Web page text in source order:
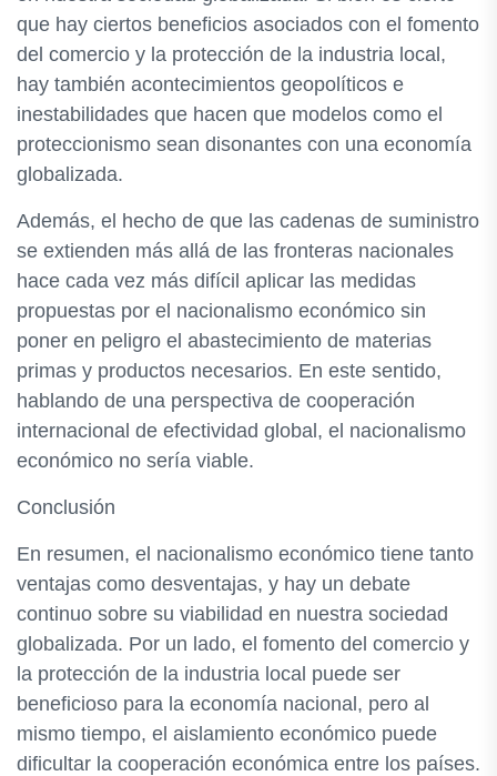
que hay ciertos beneficios asociados con el fomento
del comercio y la protección de la industria local,
hay también acontecimientos geopolíticos e
inestabilidades que hacen que modelos como el
proteccionismo sean disonantes con una economía
globalizada.
Además, el hecho de que las cadenas de suministro
se extienden más allá de las fronteras nacionales
hace cada vez más difícil aplicar las medidas
propuestas por el nacionalismo económico sin
poner en peligro el abastecimiento de materias
primas y productos necesarios. En este sentido,
hablando de una perspectiva de cooperación
internacional de efectividad global, el nacionalismo
económico no sería viable.
Conclusión
En resumen, el nacionalismo económico tiene tanto
ventajas como desventajas, y hay un debate
continuo sobre su viabilidad en nuestra sociedad
globalizada. Por un lado, el fomento del comercio y
la protección de la industria local puede ser
beneficioso para la economía nacional, pero al
mismo tiempo, el aislamiento económico puede
dificultar la cooperación económica entre los países.